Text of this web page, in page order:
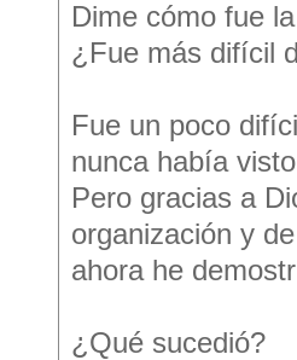
Dime cómo fue
¿Fue más difícil
Fue un poco
nunca había
Pero gracias a
organización y
ahora he
¿Qué sucedió?